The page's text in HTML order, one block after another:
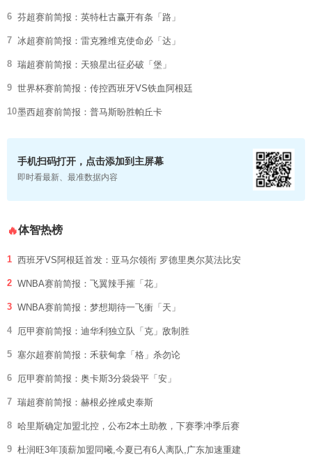
6 芬超赛前简报：英特杜古赢开有条「路」
7 冰超赛前简报：雷克雅维克使命必「达」
8 瑞超赛前简报：天狼星出征必破「堡」
9 世界杯赛前简报：传控西班牙VS铁血阿根廷
10墨西超赛前简报：普马斯盼胜帕丘卡
手机扫码打开，点击添加到主屏幕
即时看最新、最准数据内容
🔥体智热榜
1 西班牙VS阿根廷首发：亚马尔领衔 罗德里奥尔莫法比安
2 WNBA赛前简报：飞翼辣手摧「花」
3 WNBA赛前简报：梦想期待一飞衝「天」
4 厄甲赛前简报：迪华利独立队「克」敌制胜
5 塞尔超赛前简报：禾获甸拿「格」杀勿论
6 厄甲赛前简报：奥卡斯3分袋袋平「安」
7 瑞超赛前简报：赫根必挫咸史泰斯
8 哈里斯确定加盟北控，公布2本土助教，下赛季冲季后赛
9 杜润旺3年顶薪加盟同曦,今夏已有6人离队,广东加速重建